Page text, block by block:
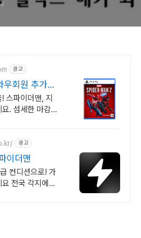
광고
우회원 추가
스파이더맨, 지
. 섬세한 마감과
광고
이더맨
컨디션으로! 가
전국 각지에서